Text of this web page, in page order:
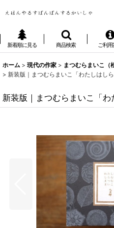
新着順に見る 商品検索 ご利用
ホーム > 現代の作家 > まつむらまいこ（
> 新装版｜まつむらまいこ「わたしはし
新装版｜まつむらまいこ「